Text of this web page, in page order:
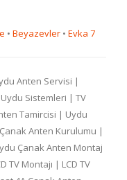
• Beyazevler • Evka 7
Anten Servisi |
Sistemleri | TV
Tamircisi | Uydu
Anten Kurulumu |
Çanak Anten Montaj
TV Montajı | LCD TV